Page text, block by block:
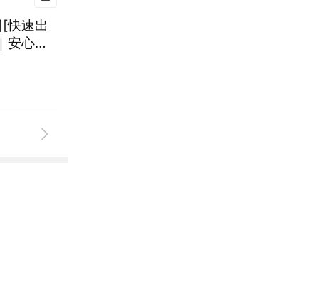
快速出
安心茶